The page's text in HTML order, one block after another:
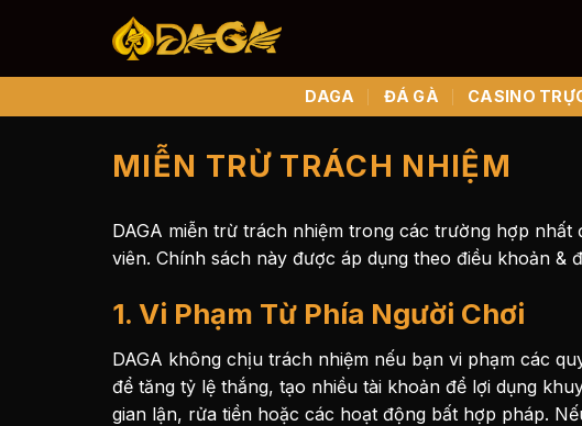
DAGA ĐÁ GÀ CASINO
MIỄN TRỪ TRÁCH NHIỆM
DAGA miễn trừ trách nhiệm trong các trường hợp
viên. Chính sách này được áp dụng theo điều khoản &
1. Vi Phạm Từ Phía Người Chơi
DAGA không chịu trách nhiệm nếu bạn vi phạm các
để tăng tỷ lệ thắng, tạo nhiều tài khoản để lợi dụng
gian lận, rửa tiền hoặc các hoạt động bất hợp pháp.